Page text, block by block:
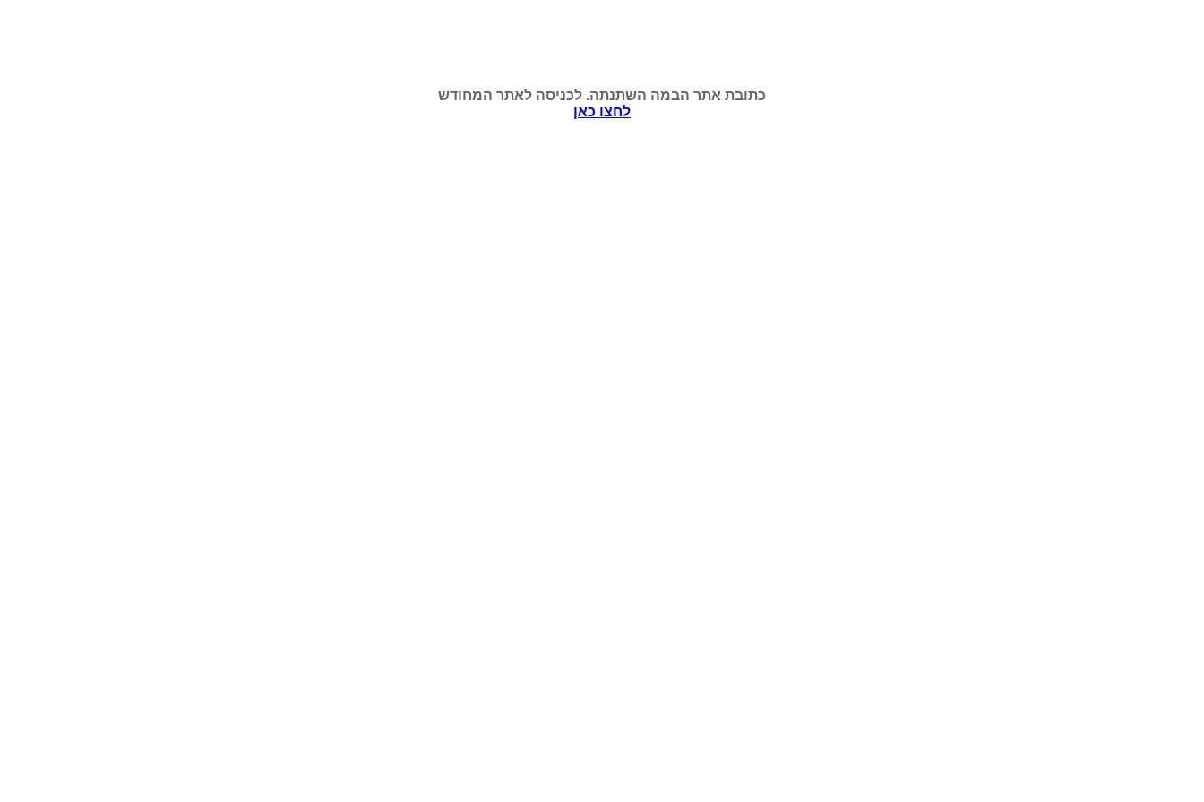
כתובת אתר הבמה השתנתה. לכניסה לאתר המחודש
לחצו כאן